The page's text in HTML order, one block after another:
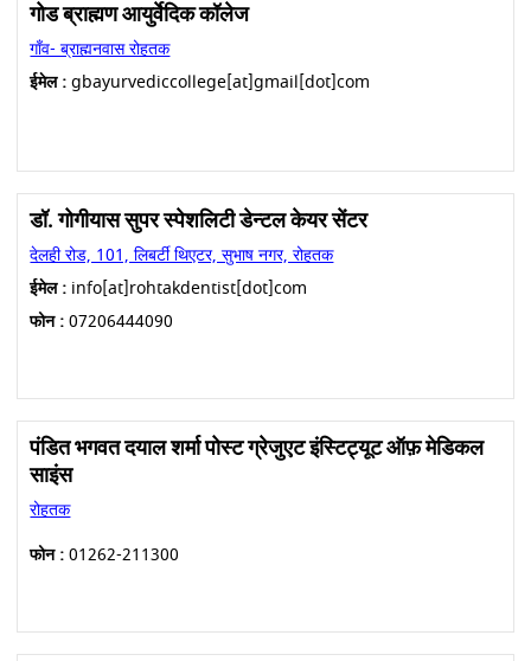
गोड ब्राह्मण आयुर्वेदिक कॉलेज
गाँव- ब्राह्मनवास रोहतक
ईमेल :gbayurvediccollege[at]gmail[dot]com
डॉ. गोगीयास सुपर स्पेशलिटी डेन्टल केयर सेंटर
देलही रोड, 101, लिबर्टी थिएटर, सुभाष नगर, रोहतक
ईमेल : info[at]rohtakdentist[dot]com
फोन :07206444090
पंडित भगवत दयाल शर्मा पोस्ट ग्रेजुएट इंस्टिट्यूट ऑफ़ मेडिकल
साइंस
रोहतक
फोन :01262-211300